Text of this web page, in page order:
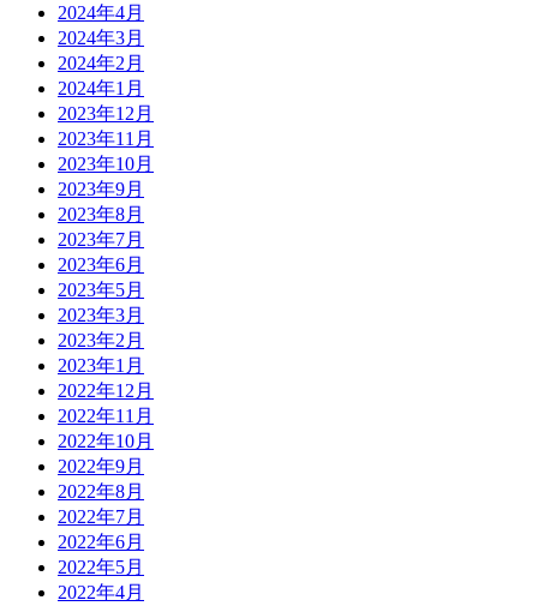
2024年4月
2024年3月
2024年2月
2024年1月
2023年12月
2023年11月
2023年10月
2023年9月
2023年8月
2023年7月
2023年6月
2023年5月
2023年3月
2023年2月
2023年1月
2022年12月
2022年11月
2022年10月
2022年9月
2022年8月
2022年7月
2022年6月
2022年5月
2022年4月